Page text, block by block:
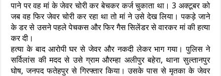
पाने पर वह मां के जेवर चोरी कर बेचकर कर्ज चुकाता था। 3 अक्टूबर को
जब वह फिर जेवर चोरी कर रहा था तो मां ने उसे देख लिया। पकड़े जाने
के डर से उसने पहले पेचकस और फिर गैस सिलेंडर से वारकर मां की हत्या
कर दी।
हत्या के बाद आरोपी घर से जेवर और नकदी लेकर भाग गया। पुलिस ने
सर्विलांस की मदद से उसे ग्राम औरम्हा अलीपुर बहेरा, थाना सुल्तानपुर
घोष, जनपद फतेहपुर से गिरफ्तार किया। उसके पास से मृतका के जेवर